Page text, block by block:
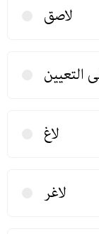
لاصق
التعیین
لاغ
لاغر